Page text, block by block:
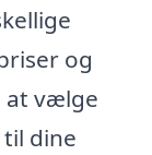
og
at vælge
dine